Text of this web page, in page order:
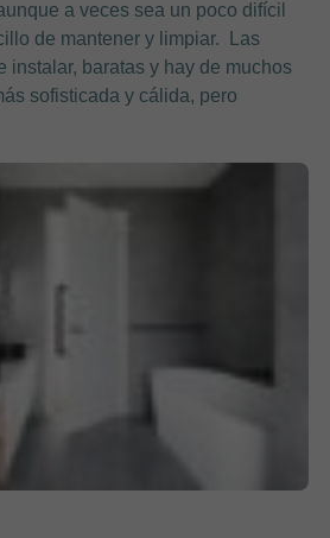
a veces sea un poco difícil
de mantener y limpiar. Las
instalar, baratas y hay de muchos
sofisticada y cálida, pero